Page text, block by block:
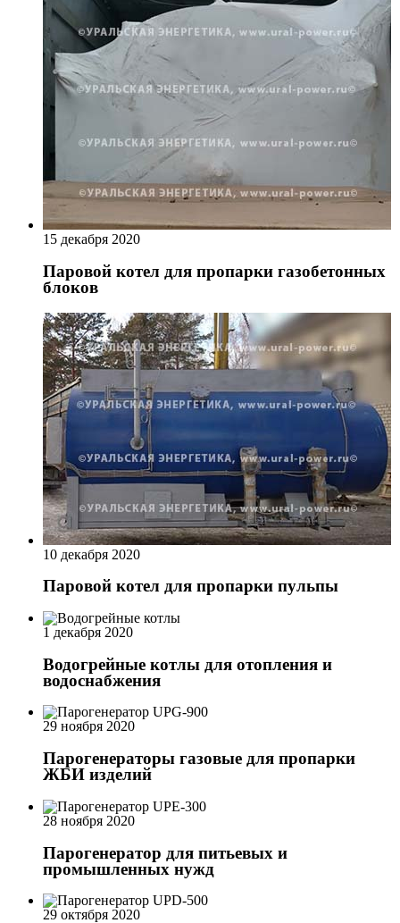
15 декабря 2020
Паровой котел для пропарки газобетонных
блоков
10 декабря 2020
Паровой котел для пропарки пульпы
1 декабря 2020
Водогрейные котлы для отопления и
водоснабжения
29 ноября 2020
Парогенераторы газовые для пропарки
ЖБИ изделий
28 ноября 2020
Парогенератор для питьевых и
промышленных нужд
29 октября 2020